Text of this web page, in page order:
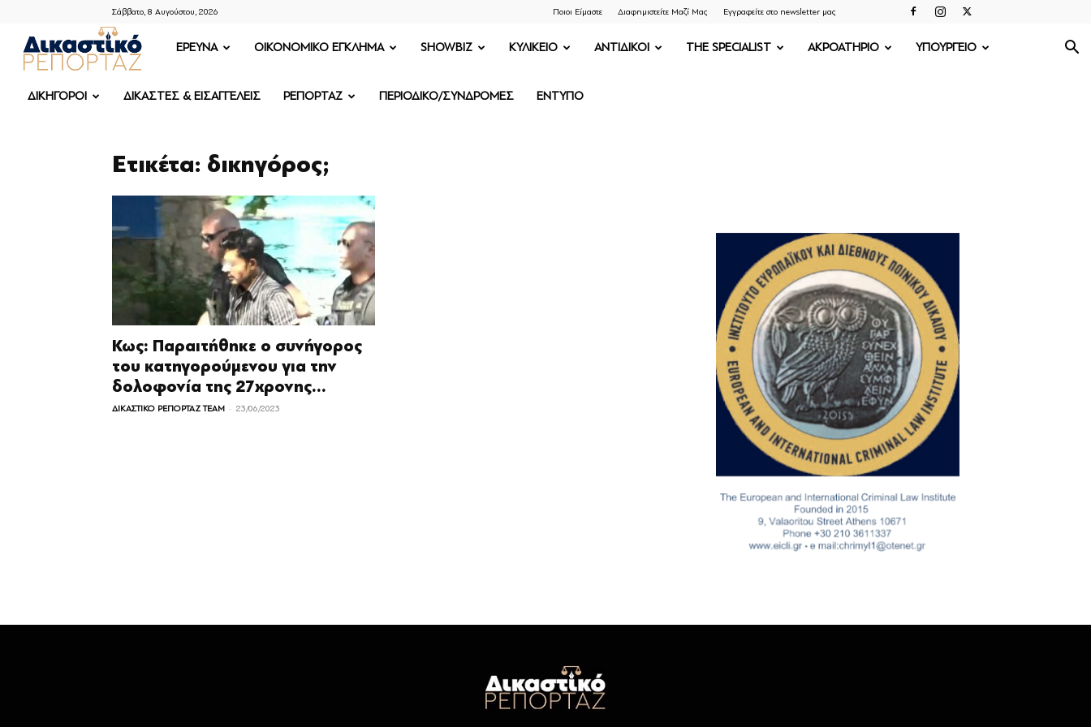
Σάββατο, 8 Αυγούστου, 2026 Ποιοι Είμαστε Διαφημιστείτε Μαζί Μας Εγγραφείτε στο newsletter μας
ΔΙΚΑΣΤΙΚΟ
ΡΕΠΟΡΤΑΖ
ΕΡΕΥΝΑ OIKONOMIKO ΕΓΚΛΗΜΑ SHOWBIZ ΚΥΛΙΚΕΙΟ ΑΝΤΙΔΙΚΟΙ THE SPECIALIST ΑΚΡΟΑΤΗΡΙΟ ΥΠΟΥΡΓΕΙΟ
ΔΙΚΗΓΟΡΟΙ ΔΙΚΑΣΤΕΣ & ΕΙΣΑΓΓΕΛΕΙΣ ΡΕΠΟΡΤΑΖ ΠΕΡΙΟΔΙΚΟ/ΣΥΝΔΡΟΜΕΣ ΕΝΤΥΠΟ
Ετικέτα: δικηγόρος;
Κως: Παραιτήθηκε ο συνήγορος
του κατηγορούμενου για την
δολοφονία της 27χρονης...
ΔΙΚΑΣΤΙΚΟ ΡΕΠΟΡΤΑΖ TEAM - 23/06/2023